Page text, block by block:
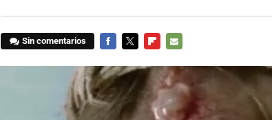
Sin comentarios
MAIL